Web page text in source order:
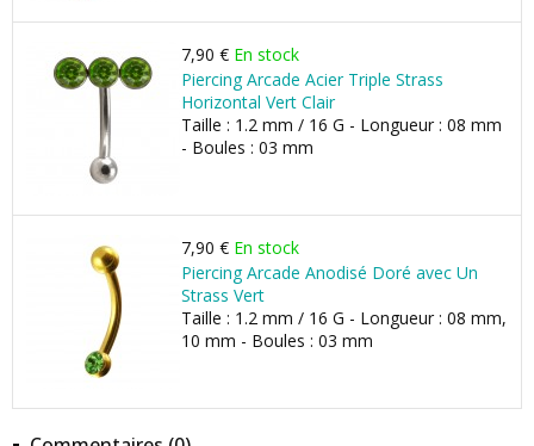
7,90 € En stock
Piercing Arcade Acier Triple Strass
Horizontal Vert Clair
Taille : 1.2 mm / 16 G - Longueur : 08 mm
- Boules : 03 mm
7,90 € En stock
Piercing Arcade Anodisé Doré avec Un
Strass Vert
Taille : 1.2 mm / 16 G - Longueur : 08 mm,
10 mm - Boules : 03 mm